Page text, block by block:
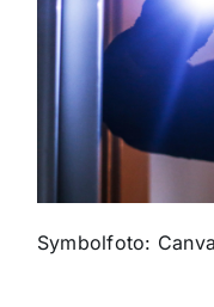
Galerie
Verkehrsmeldungen
Polizeimeldungen
Themen und Termine
Symbolfoto: Canva